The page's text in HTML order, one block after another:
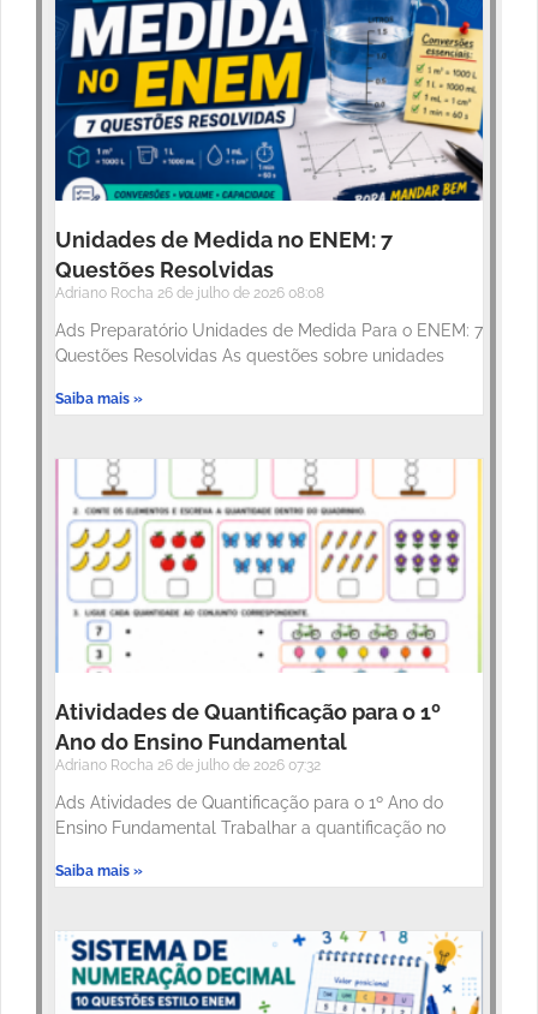
Unidades de Medida no ENEM: 7
Questões Resolvidas
Adriano Rocha 26 de julho de 2026 08:08
Ads Preparatório Unidades de Medida Para o ENEM: 7
Questões Resolvidas As questões sobre unidades
Saiba mais »
Atividades de Quantificação para o 1º
Ano do Ensino Fundamental
Adriano Rocha 26 de julho de 2026 07:32
Ads Atividades de Quantificação para o 1º Ano do
Ensino Fundamental Trabalhar a quantificação no
Saiba mais »